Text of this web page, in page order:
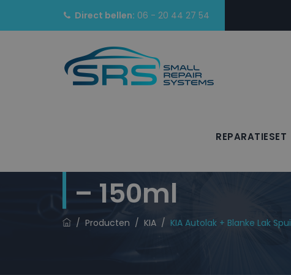
Direct bellen: 06 - 20 44 27 54
REPARATIESET
KIA Autolak +
– 150ml
/ Producten / KIA / KIA Autolak + Blanke Lak